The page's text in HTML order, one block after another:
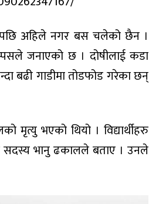
अहिले नगर बस चलेको छैन ।
जनाएको छ । दोषीलाई कडा
बढी गाडीमा तोडफोड गरेका छन्
भएको थियो । विद्यार्थीहरु
सदस्य भानु ढकालले बताए । उनले